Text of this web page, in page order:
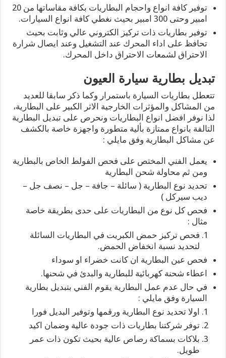
توفير كافة انواع واحجام البطاريات بكافة مقاساتها من 20
امبير وحتى 300 امبير بحيث نغطي كافة انواع السيارات.
توفير بطاريات ذات تركيز الكتروني عالي وثابت بحيث
تحافظ على اداء المحرك عند التشغيل وعند ايصال شرارة
الاحتراق لشمعات الاحتراق داخل المحرك.
تبديل بطارية سيارة العيون
تتعطل بطاريات السيارة باستمرار وكما ذكر سابقا للعديد
من المشاكل والمؤثرات الخارجية الاثر الكبير على البطارية،
لذا نوفر افضل انواع البطاريات ونحرص على تبديل البطارية
التالفة بانواع ممتازة بألية متطورة واجهزة خاصة بالكشف
عن مشاكل البطارية وفق مايلي :
يعمل الفني المختص على فحص الفولط الخاص بالبطارية
ومن ثم محاولة شحن البطارية
تحديد نوع البطارية ( سائلة – جافة – جل – نصف جل –
ديب سيركل )
فحص كل نوع من البطاريات على حدى بطريقة خاصة
مثال :
فحص تركيز حمض الكبريت في البطاريات السائلة
لتحديد نسبة انخفاض الحمض.
فحص عين البطارية ان كانت خضراء او سوداء
اعطاء شحنة كهربائية للبطارية والبدئ في شحنها.
في حال عدم عمل البطارية يقوم الفني بتبديل بطارية
السيارة وفق مايلي :
اولا تحديد نوع البطارية ورقمها وتوفير البديل فورا
توفر شركتنا بطاريات ذات جودة عالية وضمان اكيد
بلاكات بسماكة رصاص عالية بحيث تكون ذات عمر
طويل.